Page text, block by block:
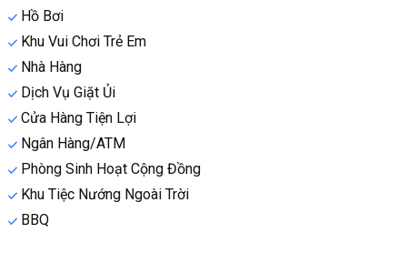
Hồ Bơi
Khu Vui Chơi Trẻ Em
Nhà Hàng
Dịch Vụ Giặt Ủi
Cửa Hàng Tiện Lợi
Ngân Hàng/ATM
Phòng Sinh Hoạt Cộng Đồng
Khu Tiệc Nướng Ngoài Trời
BBQ